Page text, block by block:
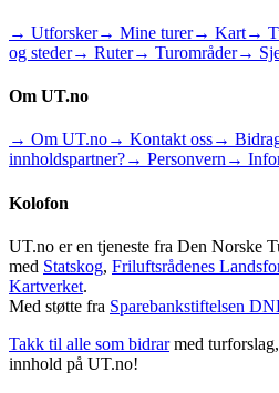
→ Utforsker→ Mine turer→ Kart→
og steder→ Ruter→ Turområder→
Om UT.no
→ Om UT.no→ Kontakt oss→
innholdspartner?→ Personvern→
Kolofon
UT.no er en tjeneste fra Den Norske
med Statskog, Friluftsrådenes
Kartverket.
Med støtte fra Sparebankstiftelsen
Takk til alle som bidrar med
innhold på UT.no!